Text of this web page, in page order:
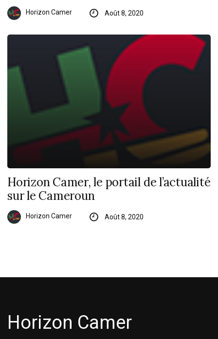
Horizon Camer Août 8, 2020
Horizon Camer, le portail de l’actualité
sur le Cameroun
Horizon Camer Août 8, 2020
Horizon Camer